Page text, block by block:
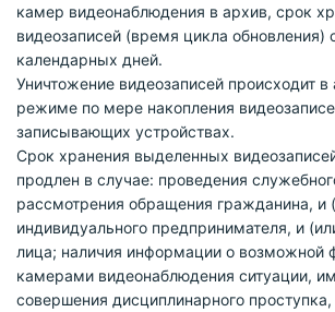
камер видеонаблюдения в архив, срок
видеозаписей (время цикла обновления)
календарных дней.
Уничтожение видеозаписей происходит
режиме по мере накопления
записывающих устройствах.
Срок хранения выделенных
продлен в случае: проведения
рассмотрения обращения гражданина, и
индивидуального предпринимателя, и
лица; наличия информации о возможной
камерами видеонаблюдения ситуации,
совершения дисциплинарного проступка,